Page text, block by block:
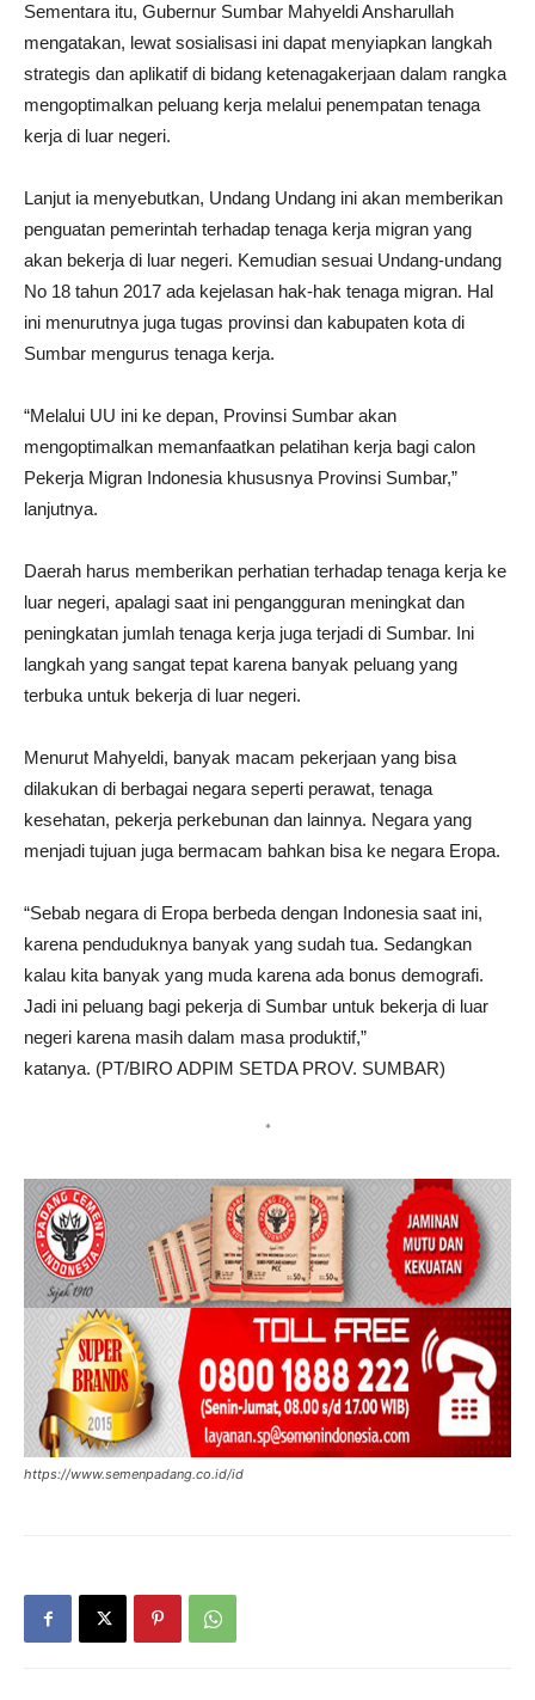
Sementara itu, Gubernur Sumbar Mahyeldi Ansharullah
mengatakan, lewat sosialisasi ini dapat menyiapkan langkah
strategis dan aplikatif di bidang ketenagakerjaan dalam rangka
mengoptimalkan peluang kerja melalui penempatan tenaga
kerja di luar negeri.
Lanjut ia menyebutkan, Undang Undang ini akan memberikan
penguatan pemerintah terhadap tenaga kerja migran yang
akan bekerja di luar negeri. Kemudian sesuai Undang-undang
No 18 tahun 2017 ada kejelasan hak-hak tenaga migran. Hal
ini menurutnya juga tugas provinsi dan kabupaten kota di
Sumbar mengurus tenaga kerja.
“Melalui UU ini ke depan, Provinsi Sumbar akan
mengoptimalkan memanfaatkan pelatihan kerja bagi calon
Pekerja Migran Indonesia khususnya Provinsi Sumbar,”
lanjutnya.
Daerah harus memberikan perhatian terhadap tenaga kerja ke
luar negeri, apalagi saat ini pengangguran meningkat dan
peningkatan jumlah tenaga kerja juga terjadi di Sumbar. Ini
langkah yang sangat tepat karena banyak peluang yang
terbuka untuk bekerja di luar negeri.
Menurut Mahyeldi, banyak macam pekerjaan yang bisa
dilakukan di berbagai negara seperti perawat, tenaga
kesehatan, pekerja perkebunan dan lainnya. Negara yang
menjadi tujuan juga bermacam bahkan bisa ke negara Eropa.
“Sebab negara di Eropa berbeda dengan Indonesia saat ini,
karena penduduknya banyak yang sudah tua. Sedangkan
kalau kita banyak yang muda karena ada bonus demografi.
Jadi ini peluang bagi pekerja di Sumbar untuk bekerja di luar
negeri karena masih dalam masa produktif,”
katanya. (PT/BIRO ADPIM SETDA PROV. SUMBAR)
*
https://www.semenpadang.co.id/id